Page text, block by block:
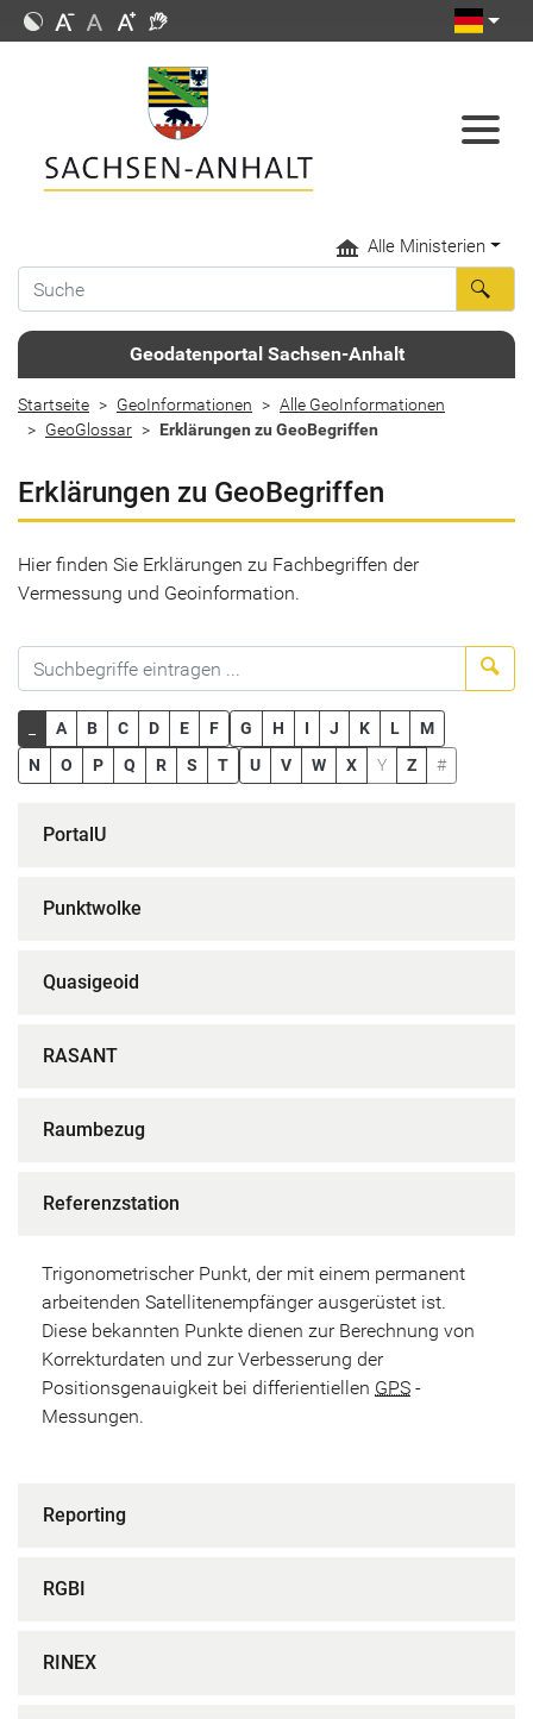
Alle Ministerien
Geodatenportal Sachsen-Anhalt
Startseite GeoInformationen
Alle GeoInformationen
GeoGlossar
Erklärungen zu GeoBegriffen
Erklärungen zu GeoBegriffen
Hier finden Sie Erklärungen zu Fachbegriffen der
Vermessung und Geoinformation.
A B C D E F G H I J K L
M
N
O P Q R S T U V W X Y Z #
PortalU
Punktwolke
Quasigeoid
RASANT
Raumbezug
Referenzstation
Trigonometrischer Punkt, der mit einem permanent
arbeitenden Satellitenempfänger ausgerüstet ist.
Diese bekannten Punkte dienen zur Berechnung von
Korrekturdaten und zur Verbesserung der
Positionsgenauigkeit bei differientiellen GPS -
Messungen.
Reporting
RGBI
RINEX